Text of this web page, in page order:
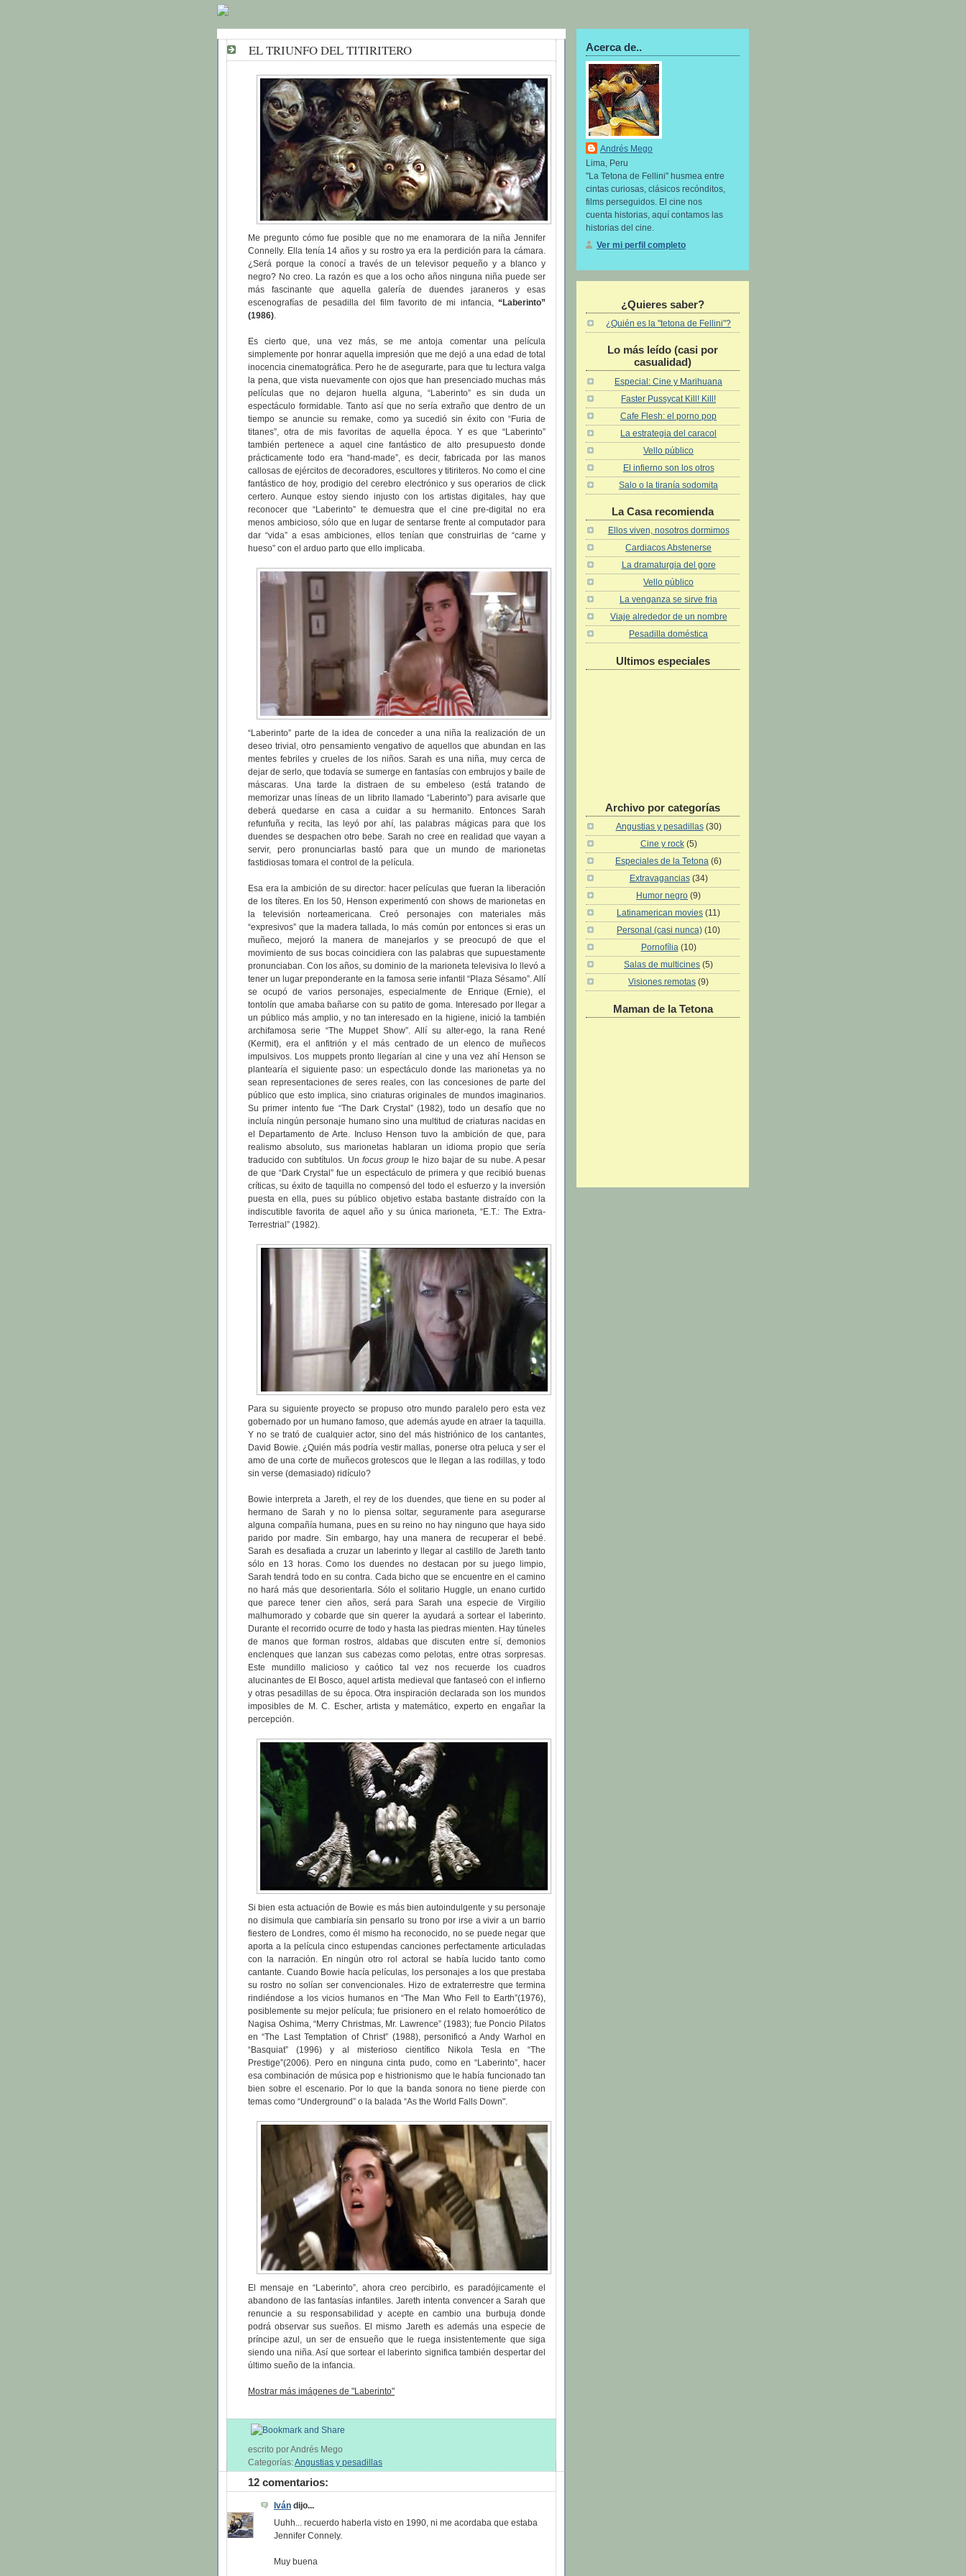
EL TRIUNFO DEL TITIRITERO
Me pregunto cómo fue posible que no me enamorara de la niña Jennifer
Connelly. Ella tenía 14 años y su rostro ya era la perdición para la cámara.
¿Será porque la conocí a través de un televisor pequeño y a blanco y
negro? No creo. La razón es que a los ocho años ninguna niña puede ser
más fascinante que aquella galería de duendes jaraneros y esas
escenografías de pesadilla del film favorito de mi infancia, “Laberinto”
(1986).
Es cierto que, una vez más, se me antoja comentar una película
simplemente por honrar aquella impresión que me dejó a una edad de total
inocencia cinematográfica. Pero he de asegurarte, para que tu lectura valga
la pena, que vista nuevamente con ojos que han presenciado muchas más
películas que no dejaron huella alguna, “Laberinto” es sin duda un
espectáculo formidable. Tanto así que no sería extraño que dentro de un
tiempo se anuncie su remake, como ya sucedió sin éxito con “Furia de
titanes”, otra de mis favoritas de aquella época. Y es que “Laberinto”
también pertenece a aquel cine fantástico de alto presupuesto donde
prácticamente todo era “hand-made”, es decir, fabricada por las manos
callosas de ejércitos de decoradores, escultores y titiriteros. No como el cine
fantástico de hoy, prodigio del cerebro electrónico y sus operarios de click
certero. Aunque estoy siendo injusto con los artistas digitales, hay que
reconocer que “Laberinto” te demuestra que el cine pre-digital no era
menos ambicioso, sólo que en lugar de sentarse frente al computador para
dar “vida” a esas ambiciones, ellos tenían que construirlas de “carne y
hueso” con el arduo parto que ello implicaba.
“Laberinto” parte de la idea de conceder a una niña la realización de un
deseo trivial, otro pensamiento vengativo de aquellos que abundan en las
mentes febriles y crueles de los niños. Sarah es una niña, muy cerca de
dejar de serlo, que todavía se sumerge en fantasías con embrujos y baile de
máscaras. Una tarde la distraen de su embeleso (está tratando de
memorizar unas líneas de un librito llamado “Laberinto”) para avisarle que
deberá quedarse en casa a cuidar a su hermanito. Entonces Sarah
refunfuña y recita, las leyó por ahí, las palabras mágicas para que los
duendes se despachen otro bebe. Sarah no cree en realidad que vayan a
servir, pero pronunciarlas bastó para que un mundo de marionetas
fastidiosas tomara el control de la película.
Esa era la ambición de su director: hacer películas que fueran la liberación
de los títeres. En los 50, Henson experimentó con shows de marionetas en
la televisión norteamericana. Creó personajes con materiales más
“expresivos” que la madera tallada, lo más común por entonces si eras un
muñeco, mejoró la manera de manejarlos y se preocupó de que el
movimiento de sus bocas coincidiera con las palabras que supuestamente
pronunciaban. Con los años, su dominio de la marioneta televisiva lo llevó a
tener un lugar preponderante en la famosa serie infantil “Plaza Sésamo”. Allí
se ocupó de varios personajes, especialmente de Enrique (Ernie), el
tontolín que amaba bañarse con su patito de goma. Interesado por llegar a
un público más amplio, y no tan interesado en la higiene, inició la también
archifamosa serie “The Muppet Show”. Allí su alter-ego, la rana René
(Kermit), era el anfitrión y el más centrado de un elenco de muñecos
impulsivos. Los muppets pronto llegarían al cine y una vez ahí Henson se
plantearía el siguiente paso: un espectáculo donde las marionetas ya no
sean representaciones de seres reales, con las concesiones de parte del
público que esto implica, sino criaturas originales de mundos imaginarios.
Su primer intento fue “The Dark Crystal” (1982), todo un desafío que no
incluía ningún personaje humano sino una multitud de criaturas nacidas en
el Departamento de Arte. Incluso Henson tuvo la ambición de que, para
realismo absoluto, sus marionetas hablaran un idioma propio que sería
traducido con subtítulos. Un focus group le hizo bajar de su nube. A pesar
de que “Dark Crystal” fue un espectáculo de primera y que recibió buenas
críticas, su éxito de taquilla no compensó del todo el esfuerzo y la inversión
puesta en ella, pues su público objetivo estaba bastante distraído con la
indiscutible favorita de aquel año y su única marioneta, “E.T.: The Extra-
Terrestrial” (1982).
Para su siguiente proyecto se propuso otro mundo paralelo pero esta vez
gobernado por un humano famoso, que además ayude en atraer la taquilla.
Y no se trató de cualquier actor, sino del más histriónico de los cantantes,
David Bowie. ¿Quién más podría vestir mallas, ponerse otra peluca y ser el
amo de una corte de muñecos grotescos que le llegan a las rodillas, y todo
sin verse (demasiado) ridículo?
Bowie interpreta a Jareth, el rey de los duendes, que tiene en su poder al
hermano de Sarah y no lo piensa soltar, seguramente para asegurarse
alguna compañía humana, pues en su reino no hay ninguno que haya sido
parido por madre. Sin embargo, hay una manera de recuperar el bebé.
Sarah es desafiada a cruzar un laberinto y llegar al castillo de Jareth tanto
sólo en 13 horas. Como los duendes no destacan por su juego limpio,
Sarah tendrá todo en su contra. Cada bicho que se encuentre en el camino
no hará más que desorientarla. Sólo el solitario Huggle, un enano curtido
que parece tener cien años, será para Sarah una especie de Virgilio
malhumorado y cobarde que sin querer la ayudará a sortear el laberinto.
Durante el recorrido ocurre de todo y hasta las piedras mienten. Hay túneles
de manos que forman rostros, aldabas que discuten entre sí, demonios
enclenques que lanzan sus cabezas como pelotas, entre otras sorpresas.
Este mundillo malicioso y caótico tal vez nos recuerde los cuadros
alucinantes de El Bosco, aquel artista medieval que fantaseó con el infierno
y otras pesadillas de su época. Otra inspiración declarada son los mundos
imposibles de M. C. Escher, artista y matemático, experto en engañar la
percepción.
Si bien esta actuación de Bowie es más bien autoindulgente y su personaje
no disimula que cambiaría sin pensarlo su trono por irse a vivir a un barrio
fiestero de Londres, como él mismo ha reconocido, no se puede negar que
aporta a la película cinco estupendas canciones perfectamente articuladas
con la narración. En ningún otro rol actoral se había lucido tanto como
cantante. Cuando Bowie hacía películas, los personajes a los que prestaba
su rostro no solían ser convencionales. Hizo de extraterrestre que termina
rindiéndose a los vicios humanos en “The Man Who Fell to Earth”(1976),
posiblemente su mejor película; fue prisionero en el relato homoerótico de
Nagisa Oshima, “Merry Christmas, Mr. Lawrence” (1983); fue Poncio Pilatos
en “The Last Temptation of Christ” (1988), personificó a Andy Warhol en
“Basquiat” (1996) y al misterioso científico Nikola Tesla en “The
Prestige”(2006). Pero en ninguna cinta pudo, como en “Laberinto”, hacer
esa combinación de música pop e histrionismo que le había funcionado tan
bien sobre el escenario. Por lo que la banda sonora no tiene pierde con
temas como “Underground” o la balada “As the World Falls Down".
El mensaje en “Laberinto”, ahora creo percibirlo, es paradójicamente el
abandono de las fantasías infantiles. Jareth intenta convencer a Sarah que
renuncie a su responsabilidad y acepte en cambio una burbuja donde
podrá observar sus sueños. El mismo Jareth es además una especie de
príncipe azul, un ser de ensueño que le ruega insistentemente que siga
siendo una niña. Así que sortear el laberinto significa también despertar del
último sueño de la infancia.
Mostrar más imágenes de "Laberinto"
escrito por Andrés Mego
Categorías:Angustias y pesadillas
12 comentarios:
Iván dijo...
Uuhh... recuerdo haberla visto en 1990, ni me acordaba que estaba
Jennifer Connely.
Muy buena
Acerca de..
Andrés Mego
Lima, Peru
"La Tetona de Fellini" husmea entre
cintas curiosas, clásicos recónditos,
films perseguidos. El cine nos
cuenta historias, aquí contamos las
historias del cine.
Ver mi perfil completo
¿Quieres saber?
¿Quién es la "tetona de Fellini"?
Lo más leí­do (casi por
casualidad)
Especial: Cine y Marihuana
Faster Pussycat Kill! Kill!
Cafe Flesh: el porno pop
La estrategia del caracol
Vello público
El infierno son los otros
Salo o la tiranía sodomita
La Casa recomienda
Ellos viven, nosotros dormimos
Cardiacos Abstenerse
La dramaturgia del gore
Vello público
La venganza se sirve fria
Viaje alrededor de un nombre
Pesadilla doméstica
Ultimos especiales
Archivo por categorías
Angustias y pesadillas (30)
Cine y rock (5)
Especiales de la Tetona (6)
Extravagancias (34)
Humor negro (9)
Latinamerican movies (11)
Personal (casi nunca) (10)
Pornofília (10)
Salas de multicines (5)
Visiones remotas (9)
Maman de la Tetona